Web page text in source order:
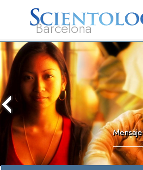
Barcelona
L. Ronald
Hubbard
¿Qué es
Scientology?
Ministros
Voluntarios